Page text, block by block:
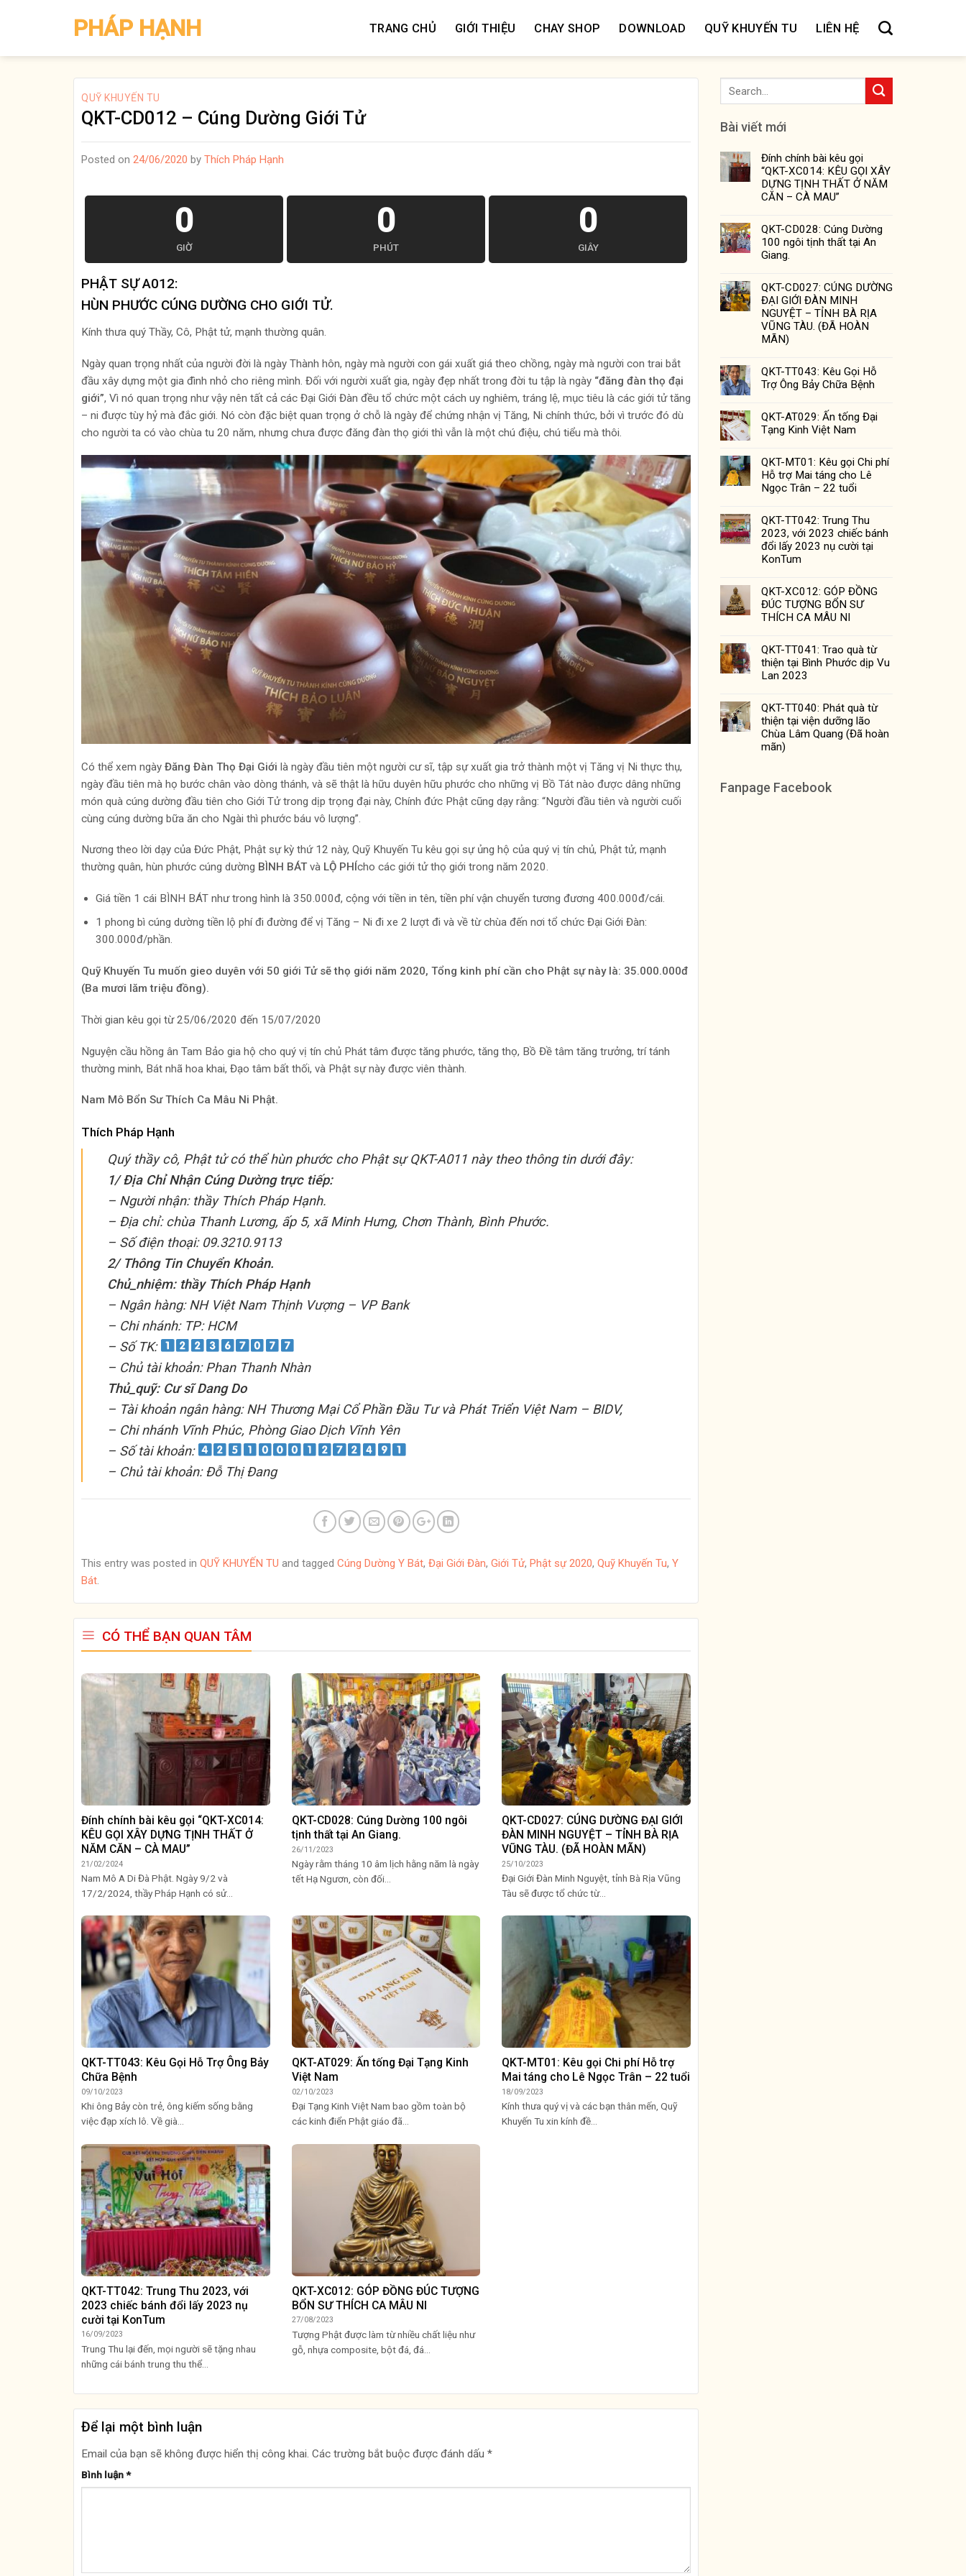
PHÁP HẠNH TRANG CHỦ GIỚI THIỆU CHAY SHOP DOWNLOAD QUỸ KHUYẾN TU LIÊN HỆ
QUỸ KHUYẾN TU
QKT-CD012 – Cúng Dường Giới Tử
Posted on 24/06/2020 by Thích Pháp Hạnh
0
GIỜ
0
PHÚT
0
GIÂY
PHẬT SỰ A012:
HÙN PHƯỚC CÚNG DƯỜNG CHO GIỚI TỬ.
Kính thưa quý Thầy, Cô, Phật tử, mạnh thường quân.
Ngày quan trọng nhất của người đời là ngày Thành hôn, ngày mà người con gái xuất giá theo chồng, ngày mà người con trai bắt
đầu xây dựng một gia đình nhỏ cho riêng mình. Đối với người xuất gia, ngày đẹp nhất trong đời tu tập là ngày “đăng đàn thọ đại
giới”, Vì nó quan trọng như vậy nên tất cả các Đại Giới Đàn đều tổ chức một cách uy nghiêm, tráng lệ, mục tiêu là các giới tử tăng
– ni được tùy hỷ mà đắc giới. Nó còn đặc biệt quan trọng ở chỗ là ngày để chứng nhận vị Tăng, Ni chính thức, bởi vì trước đó dù
cho người ta có vào chùa tu 20 năm, nhưng chưa được đăng đàn thọ giới thì vẫn là một chú điệu, chú tiểu mà thôi.
Có thể xem ngày Đăng Đàn Thọ Đại Giới là ngày đầu tiên một người cư sĩ, tập sự xuất gia trở thành một vị Tăng vị Ni thực thụ,
ngày đầu tiên mà họ bước chân vào dòng thánh, và sẽ thật là hữu duyên hữu phước cho những vị Bồ Tát nào được dâng những
món quà cúng dường đầu tiên cho Giới Tử trong dịp trọng đại này, Chính đức Phật cũng dạy rằng: “Người đầu tiên và người cuối
cùng cúng dường bữa ăn cho Ngài thì phước báu vô lượng”.
Nương theo lời dạy của Đức Phật, Phật sự kỳ thứ 12 này, Quỹ Khuyến Tu kêu gọi sự ủng hộ của quý vị tín chủ, Phật tử, mạnh
thường quân, hùn phước cúng dường BÌNH BÁTvà LỘ PHÍ cho các giới tử thọ giới trong năm 2020.
Giá tiền 1 cái BÌNH BÁT như trong hình là 350.000đ, cộng với tiền in tên, tiền phí vận chuyển tương đương 400.000đ/cái.
1 phong bì cúng dường tiền lộ phí đi đường để vị Tăng – Ni đi xe 2 lượt đi và về từ chùa đến nơi tổ chức Đại Giới Đàn:
300.000đ/phần.
Quỹ Khuyến Tu muốn gieo duyên với 50 giới Tử sẽ thọ giới năm 2020, Tổng kinh phí cần cho Phật sự này là: 35.000.000đ
(Ba mươi lăm triệu đồng).
Thời gian kêu gọi từ 25/06/2020 đến 15/07/2020
Nguyện cầu hồng ân Tam Bảo gia hộ cho quý vị tín chủ Phát tâm được tăng phước, tăng thọ, Bồ Đề tâm tăng trưởng, trí tánh
thường minh, Bát nhã hoa khai, Đạo tâm bất thối, và Phật sự này được viên thành.
Nam Mô Bổn Sư Thích Ca Mâu Ni Phật.
Thích Pháp Hạnh
Quý thầy cô, Phật tử có thể hùn phước cho Phật sự QKT-A011 này theo thông tin dưới đây:
1/ Địa Chỉ Nhận Cúng Dường trực tiếp:
– Người nhận: thầy Thích Pháp Hạnh.
– Địa chỉ: chùa Thanh Lương, ấp 5, xã Minh Hưng, Chơn Thành, Bình Phước.
– Số điện thoại: 09.3210.9113
2/ Thông Tin Chuyển Khoản.
Chủ_nhiệm: thầy Thích Pháp Hạnh
– Ngân hàng: NH Việt Nam Thịnh Vượng – VP Bank
– Chi nhánh: TP: HCM
– Số TK:
– Chủ tài khoản: Phan Thanh Nhàn
Thủ_quỹ: Cư sĩ Dang Do
– Tài khoản ngân hàng: NH Thương Mại Cổ Phần Đầu Tư và Phát Triển Việt Nam – BIDV,
– Chi nhánh Vĩnh Phúc, Phòng Giao Dịch Vĩnh Yên
– Số tài khoản:
– Chủ tài khoản: Đỗ Thị Đang
This entry was posted in QUỸ KHUYẾN TU and tagged Cúng Dường Y Bát, Đại Giới Đàn, Giới Tử, Phật sự 2020, Quỹ Khuyến Tu, Y
Bát.
CÓ THỂ BẠN QUAN TÂM
Đính chính bài kêu gọi “QKT-XC014:
KÊU GỌI XÂY DỰNG TỊNH THẤT Ở
NĂM CĂN – CÀ MAU”
21/02/2024
Nam Mô A Di Đà Phật. Ngày 9/2 và
17/2/2024, thầy Pháp Hạnh có sử...
QKT-CD028: Cúng Dường 100 ngôi
tịnh thất tại An Giang.
26/11/2023
Ngày rằm tháng 10 âm lịch hằng năm là ngày
tết Hạ Ngươn, còn đối...
QKT-CD027: CÚNG DƯỜNG ĐẠI GIỚI
ĐÀN MINH NGUYỆT – TỈNH BÀ RỊA
VŨNG TÀU. (ĐÃ HOÀN MÃN)
25/10/2023
Đại Giới Đàn Minh Nguyệt, tỉnh Bà Rịa Vũng
Tàu sẽ được tổ chức từ...
QKT-TT043: Kêu Gọi Hỗ Trợ Ông Bảy
Chữa Bệnh
09/10/2023
Khi ông Bảy còn trẻ, ông kiếm sống bằng
việc đạp xích lô. Về già...
QKT-AT029: Ấn tống Đại Tạng Kinh
Việt Nam
02/10/2023
Đại Tạng Kinh Việt Nam bao gồm toàn bộ
các kinh điển Phật giáo đã...
QKT-MT01: Kêu gọi Chi phí Hỗ trợ
Mai táng cho Lê Ngọc Trân – 22 tuổi
18/09/2023
Kính thưa quý vị và các bạn thân mến, Quỹ
Khuyến Tu xin kính đề...
QKT-TT042: Trung Thu 2023, với
2023 chiếc bánh đổi lấy 2023 nụ
cười tại KonTum
16/09/2023
Trung Thu lại đến, mọi người sẽ tặng nhau
những cái bánh trung thu thể...
QKT-XC012: GÓP ĐỒNG ĐÚC TƯỢNG
BỔN SƯ THÍCH CA MÂU NI
27/08/2023
Tượng Phật được làm từ nhiều chất liệu như
gỗ, nhựa composite, bột đá, đá...
Để lại một bình luận
Email của bạn sẽ không được hiển thị công khai. Các trường bắt buộc được đánh dấu *
Bình luận*
Bài viết mới
Đính chính bài kêu gọi
“QKT-XC014: KÊU GỌI XÂY
DỰNG TỊNH THẤT Ở NĂM
CĂN – CÀ MAU”
QKT-CD028: Cúng Dường
100 ngôi tịnh thất tại An
Giang.
QKT-CD027: CÚNG DƯỜNG
ĐẠI GIỚI ĐÀN MINH
NGUYỆT – TỈNH BÀ RỊA
VŨNG TÀU. (ĐÃ HOÀN
MÃN)
QKT-TT043: Kêu Gọi Hỗ
Trợ Ông Bảy Chữa Bệnh
QKT-AT029: Ấn tống Đại
Tạng Kinh Việt Nam
QKT-MT01: Kêu gọi Chi phí
Hỗ trợ Mai táng cho Lê
Ngọc Trân – 22 tuổi
QKT-TT042: Trung Thu
2023, với 2023 chiếc bánh
đổi lấy 2023 nụ cười tại
KonTum
QKT-XC012: GÓP ĐỒNG
ĐÚC TƯỢNG BỔN SƯ
THÍCH CA MÂU NI
QKT-TT041: Trao quà từ
thiện tại Bình Phước dịp Vu
Lan 2023
QKT-TT040: Phát quà từ
thiện tại viện dưỡng lão
Chùa Lâm Quang (Đã hoàn
mãn)
Fanpage Facebook